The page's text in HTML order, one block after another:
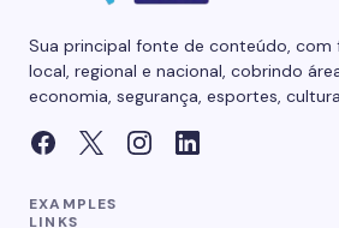
Sua principal fonte de conteúdo, com
local, regional e nacional, cobrindo
economia, segurança, esportes,
EXAMPLES
LINKS